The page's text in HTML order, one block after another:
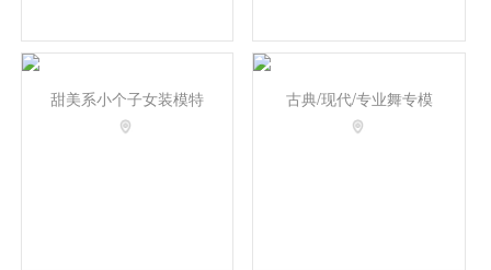
甜美系小个子女装模特 古典/现代/专业舞专模